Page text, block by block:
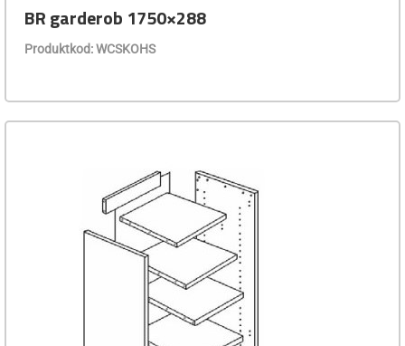
BR garderob 1750×288
Produktkod: WCSKOHS